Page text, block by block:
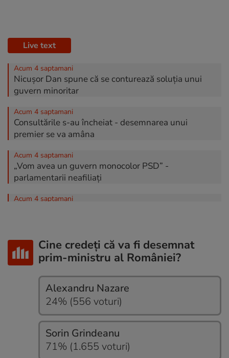
Live text
Acum 4 saptamani
Nicușor Dan spune că se conturează soluția unui
guvern minoritar
Acum 4 saptamani
Consultările s-au încheiat - desemnarea unui
premier se va amâna
Acum 4 saptamani
„Vom avea un guvern monocolor PSD” -
parlamentarii neafiliați
Acum 4 saptamani
Acum 4 saptamani
Nicușor Dan nu va anunța un nou premier în
această seară - surse
Acum 4 saptamani
Anamaria Gavrilă, lidera POT, cere un guvern
proamerican
Acum 4 saptamani
Victor Ponta, propus premier de Grupul Uniți Pentru
România
Cine credeți că va fi desemnat
prim-ministru al României?
Alexandru Nazare
24% (556 voturi)
Sorin Grindeanu
71% (1.655 voturi)